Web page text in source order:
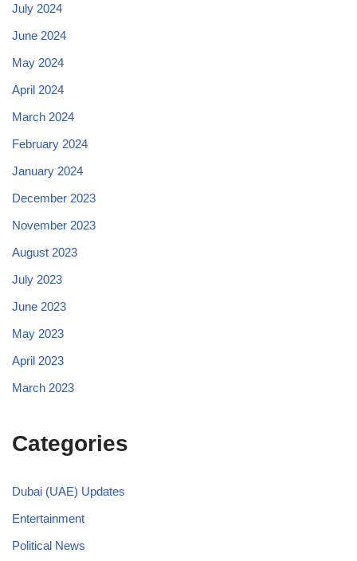
July 2024
June 2024
May 2024
April 2024
March 2024
February 2024
January 2024
December 2023
November 2023
August 2023
July 2023
June 2023
May 2023
April 2023
March 2023
Categories
Dubai (UAE) Updates
Entertainment
Political News